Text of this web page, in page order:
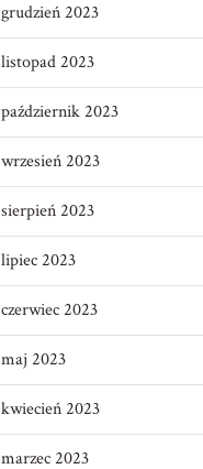
grudzień 2023
listopad 2023
październik 2023
wrzesień 2023
sierpień 2023
lipiec 2023
czerwiec 2023
maj 2023
kwiecień 2023
marzec 2023